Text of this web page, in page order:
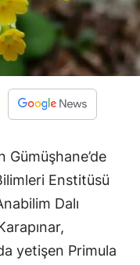
Gümüşhane’de
Enstitüsü
Dalı
yetişen Primula